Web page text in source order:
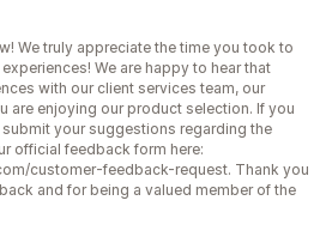
We truly appreciate the time you took to
We are happy to hear that
with our client services team, our
are enjoying our product selection. If you
your suggestions regarding the
official feedback form here:
customer-feedback-request. Thank you
and for being a valued member of the